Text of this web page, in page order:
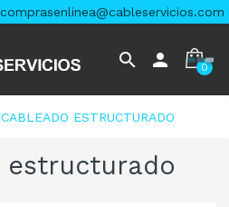
comprasenlinea@cableservicios.com
search person 0
CABLEADO ESTRUCTURADO
estructurado